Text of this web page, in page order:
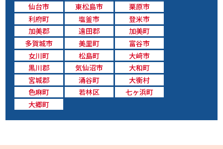
仙台市
東松島市
栗原市
利府町
塩釜市
登米市
加美郡
遠田郡
加美町
多賀城市
美里町
富谷市
女川町
松島町
大﨑市
黒川郡
気仙沼市
大和町
宮城郡
涌谷町
大衡村
色麻町
若林区
七ヶ浜町
大郷町